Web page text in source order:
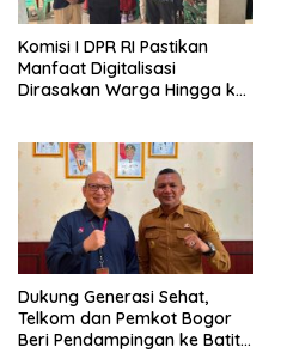
Komisi I DPR RI Pastikan
Manfaat Digitalisasi
Dirasakan Warga Hingga ke
Dukung Generasi Sehat,
Telkom dan Pemkot Bogor
Beri Pendampingan ke Batita